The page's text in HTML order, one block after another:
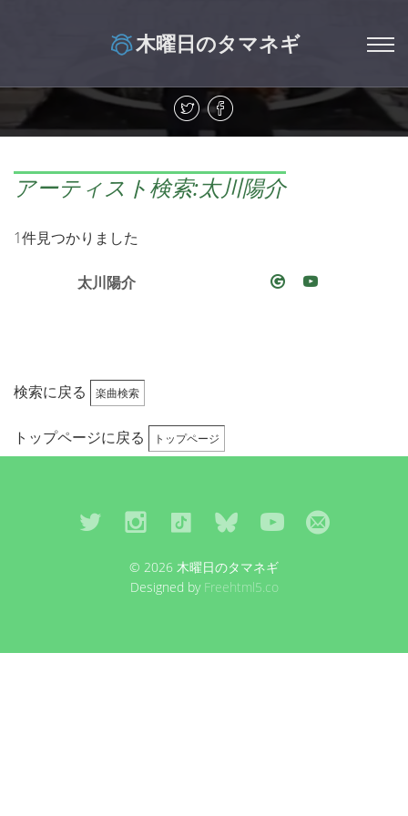
木曜日のタマネギ
アーティスト検索:太川陽介
1件見つかりました
太川陽介
検索に戻る 楽曲検索
トップページに戻る トップページ
© 2026 木曜日のタマネギ
Designed by Freehtml5.co